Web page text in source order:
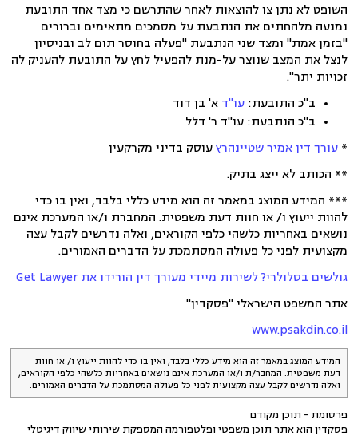
השופט לא נתן צו להוצאות לאחר שהתרשם כי מצד אחד התובעת
נמנעה מלהחתים את הנתבעת על מסמכים מתאימים וברורים
"בזמן אמת" ומצד שני הנתבעת "פעלה בחוסר תום לב ובניסיון
לנצל את המצב שנוצר על-מנת להפעיל לחץ על התובעת להעניק לה
זכויות יתר".
ב"כ התובעת: עו"ד א' בן דוד
ב"כ הנתבעת: עו"ד ר' דלל
* עורך דין אמיר שטיינהרץעוסק בדיני מקרקעין
** הכותב לא ייצג בתיק.
*** המידע המוצג במאמר זה הוא מידע כללי בלבד, ואין בו כדי
להוות ייעוץ ו/ או חוות דעת משפטית. המחברת ו/או המערכת אינם
נושאים באחריות כלשהי כלפי הקוראים, ואלה נדרשים לקבל עצה
מקצועית לפני כל פעולה המסתמכת על הדברים האמורים.
גולשים בסלולרי? לשירות מיידי מעורך דין הורידו את Get Lawyer
אתר המשפט הישראלי "פסקדין"
www.psakdin.co.il
המידע המוצג במאמר זה הוא מידע כללי בלבד, ואין בו כדי להוות ייעוץ ו/ או חוות
דעת משפטית. המחבר/ת ו/או המערכת אינם נושאים באחריות כלשהי כלפי הקוראים,
ואלה נדרשים לקבל עצה מקצועית לפני כל פעולה המסתמכת על הדברים האמורים.
פרסומת - תוכן מקודם
פסקדין הוא אתר תוכן משפטי ופלטפורמה המספקת שירותי שיווק דיגיטלי